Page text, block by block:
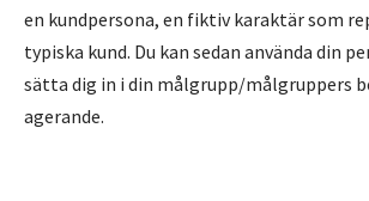
en kundpersona, en fiktiv karaktär som
typiska kund. Du kan sedan använda din
sätta dig in i din målgrupp/målgruppers
agerande.